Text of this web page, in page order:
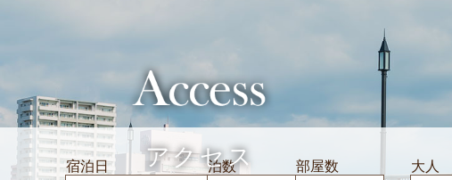
宿泊日 泊数 部屋数 大人
アクセス